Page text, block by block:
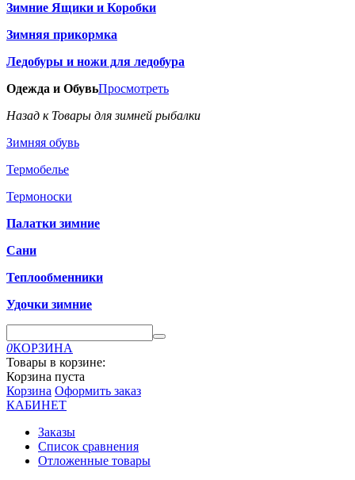
Зимние Ящики и Коробки
Зимняя прикормка
Ледобуры и ножи для ледобура
Одежда и ОбувьПросмотреть
Назад к Товары для зимней рыбалки
Зимняя обувь
Термобелье
Термоноски
Палатки зимние
Сани
Теплообменники
Удочки зимние
0КОРЗИНА
Товары в корзине:
Корзина пуста
Корзина Оформить заказ
КАБИНЕТ
Заказы
Список сравнения
Отложенные товары